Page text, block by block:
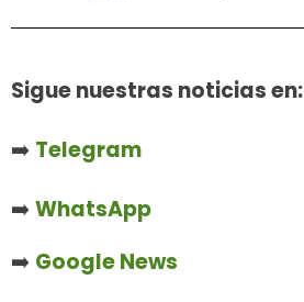
Sigue nuestras noticias en:
➡️ Telegram
➡️WhatsApp
➡️ Google News